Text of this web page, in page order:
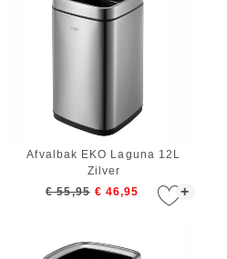
+
Afvalbak EKO Laguna 12L
Zilver
€ 55,95 € 46,95